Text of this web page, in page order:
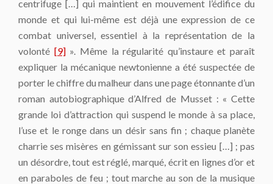
centrifuge […] qui maintient en mouvement l’édifice du
monde et qui lui-même est déjà une expression de ce
combat universel, essentiel à la représentation de la
volonté [9]». Même la régularité qu’instaure et paraît
expliquer la mécanique newtonienne a été suspectée de
porter le chiffre du malheur dans une page étonnante d’un
roman autobiographique d’Alfred de Musset : « Cette
grande loi d’attraction qui suspend le monde à sa place,
l’use et le ronge dans un désir sans fin ; chaque planète
charrie ses misères en gémissant sur son essieu […] ; pas
un désordre, tout est réglé, marqué, écrit en lignes d’or et
en paraboles de feu ; tout marche au son de la musique